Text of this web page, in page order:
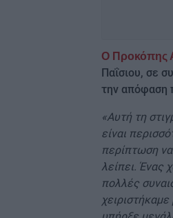
O Προκόπης
Παΐσιου, σε
την απόφαση
«Αυτή τη
είναι
περίπτωση να
λείπει. Ένας
πολλές